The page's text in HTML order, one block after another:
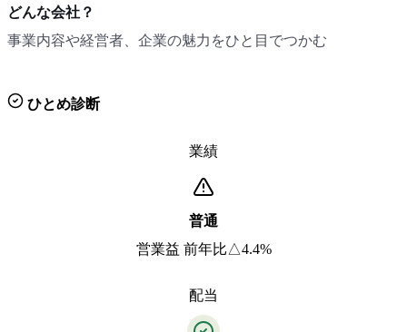
どんな会社？
事業内容や経営者、企業の魅力をひと目でつかむ
ひとめ診断
業績
普通
営業益 前年比△4.4%
配当